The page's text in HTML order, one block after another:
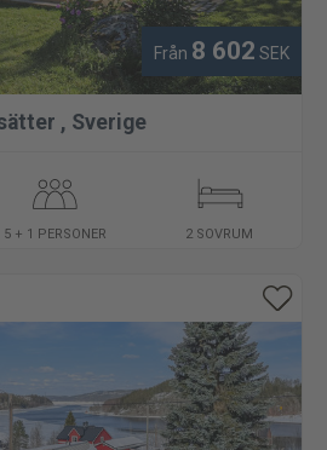
Från 8 602 SEK
, Sverige
5 + 1 PERSONER 2 SOVRUM